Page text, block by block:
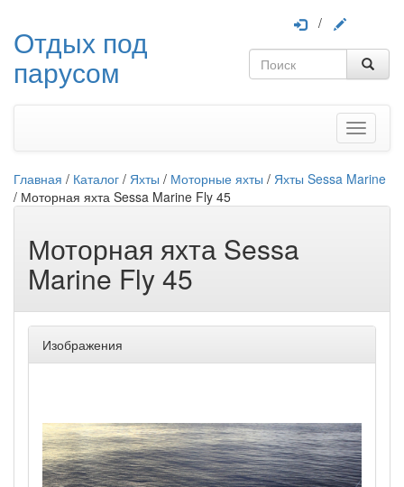
Отдых под
парусом
/
Меню
Главная / Каталог / Яхты / Моторные яхты / Яхты Sessa Marine
/ Моторная яхта Sessa Marine Fly 45
Моторная яхта Sessa
Marine Fly 45
Изображения